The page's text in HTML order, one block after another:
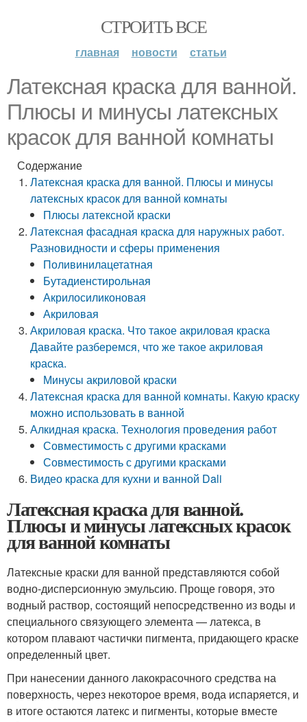
СТРОИТЬ ВСЕ
главная новости статьи
Латексная краска для ванной.
Плюсы и минусы латексных
красок для ванной комнаты
Содержание
Латексная краска для ванной. Плюсы и минусы
латексных красок для ванной комнаты
Плюсы латексной краски
Латексная фасадная краска для наружных работ.
Разновидности и сферы применения
Поливинилацетатная
Бутадиенстирольная
Акрилосиликоновая
Акриловая
Акриловая краска. Что такое акриловая краска
Давайте разберемся, что же такое акриловая
краска.
Минусы акриловой краски
Латексная краска для ванной комнаты. Какую краску
можно использовать в ванной
Алкидная краска. Технология проведения работ
Совместимость с другими красками
Совместимость с другими красками
Видео краска для кухни и ванной Dali
Латексная краска для ванной.
Плюсы и минусы латексных красок
для ванной комнаты
Латексные краски для ванной представляются собой
водно-дисперсионную эмульсию. Проще говоря, это
водный раствор, состоящий непосредственно из воды и
специального связующего элемента — латекса, в
котором плавают частички пигмента, придающего краске
определенный цвет.
При нанесении данного лакокрасочного средства на
поверхность, через некоторое время, вода испаряется, и
в итоге остаются латекс и пигменты, которые вместе